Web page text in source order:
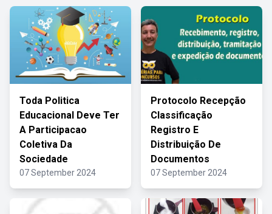
Toda Politica
Educacional Deve Ter
A Participacao
Coletiva Da
Sociedade
07 September 2024
Protocolo Recepção
Classificação
Registro E
Distribuição De
Documentos
07 September 2024